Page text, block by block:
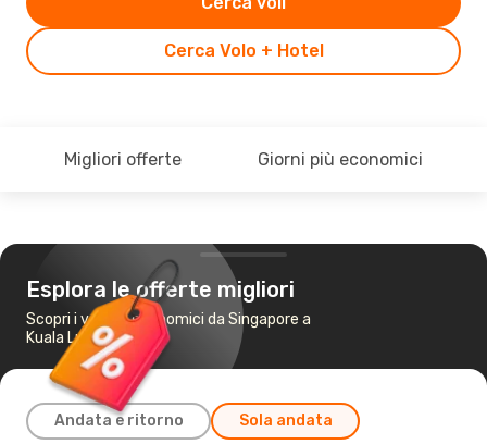
Cerca Volo + Hotel
Migliori offerte Giorni più economici
Esplora le offerte migliori
Scopri i voli più economici da Singapore a
Kuala Lumpur
Andata e ritorno Sola andata